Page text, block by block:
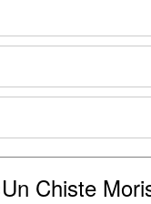
Chiste